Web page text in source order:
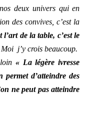
deux univers qui en
des convives, c’est la
l’art de la table, c’est le
Moi j’y crois beaucoup.
« La légère ivresse
d’atteindre des
ne peut pas atteindre